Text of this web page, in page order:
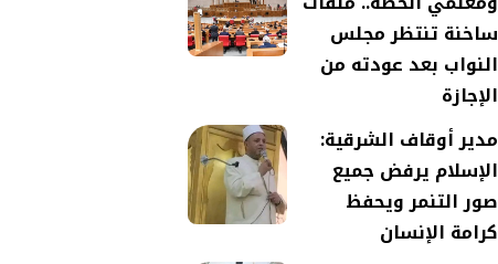
ساخنة تنتظر مجلس
النواب بعد عودته من
الإجازة
مدير أوقاف الشرقية:
الإسلام يرفض جميع
صور التنمر ويحفظ
كرامة الإنسان